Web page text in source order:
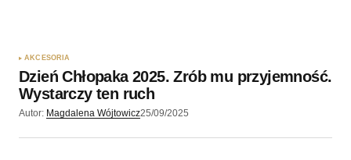
AKCESORIA
Dzień Chłopaka 2025. Zrób mu przyjemność.
Wystarczy ten ruch
Autor: Magdalena Wójtowicz25/09/2025